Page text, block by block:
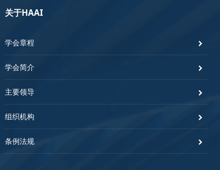
关于HAAI
学会章程
学会简介
主要领导
组织机构
条例法规